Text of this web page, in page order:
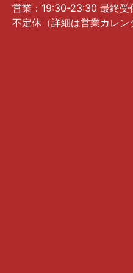
営業：19:30-23:30 最終受
不定休（詳細は営業カレン